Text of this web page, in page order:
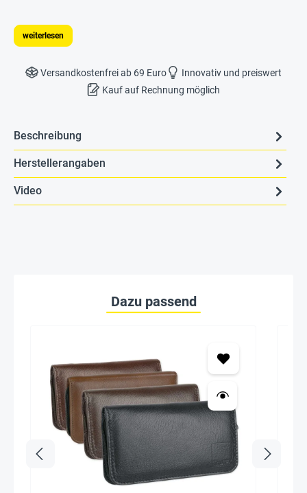
weiterlesen
Versandkostenfrei ab 69 Euro
Innovativ und preiswert
Kauf auf Rechnung möglich
Beschreibung
Herstellerangaben
Video
Dazu passend